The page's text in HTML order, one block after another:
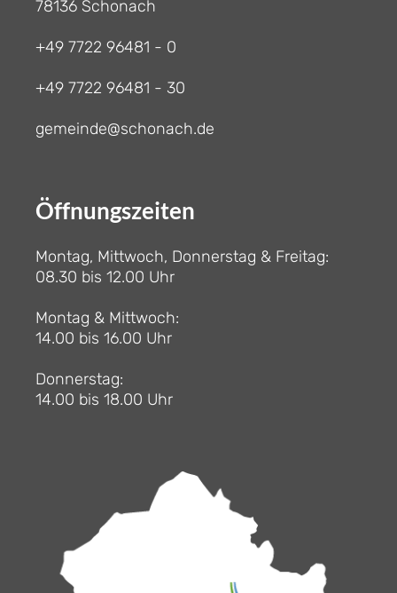
78136 Schonach
+49 7722 96481 - 0
+49 7722 96481 - 30
gemeinde@schonach.de
Öffnungszeiten
Montag, Mittwoch, Donnerstag & Freitag:
08.30 bis 12.00 Uhr
Montag & Mittwoch:
14.00 bis 16.00 Uhr
Donnerstag:
14.00 bis 18.00 Uhr